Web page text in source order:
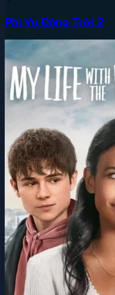
Phi Vụ Động Trời 2